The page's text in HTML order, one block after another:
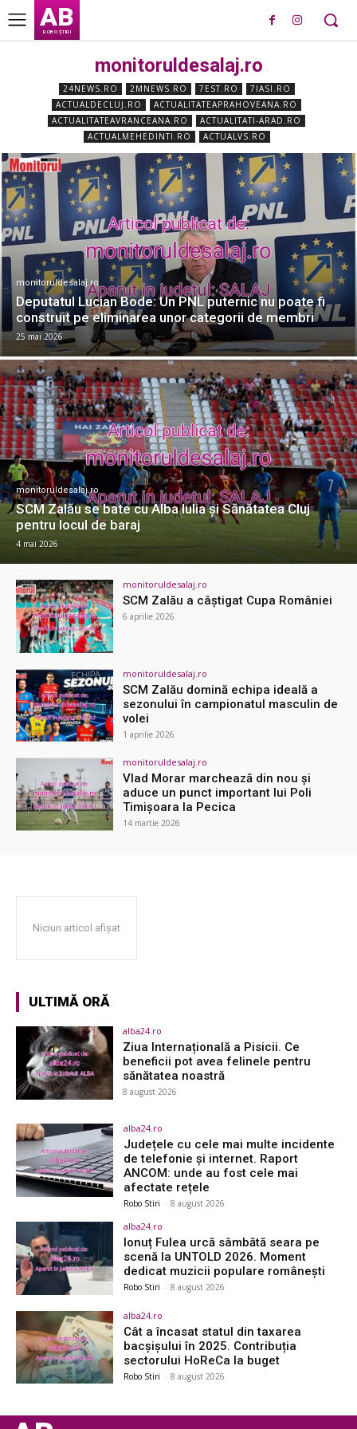
AB
ROBO ȘTIRI
monitoruldesalaj.ro
24NEWS.RO 2MNEWS.RO 7EST.RO
7IASI.RO
ACTUALDECLUJ.RO
ACTUALITATEAPRAHOVEANA.RO
ACTUALITATEAVRANCEANA.RO
ACTUALITATI-ARAD.RO
ACTUALMEHEDINTI.RO
ACTUALVS.RO
monitoruldesalaj.ro
Deputatul Lucian Bode: Un PNL puternic nu poate fi
construit pe eliminarea unor categorii de membri
25 mai 2026
monitoruldesalaj.ro
SCM Zalău se bate cu Alba Iulia și Sănătatea Cluj
pentru locul de baraj
4 mai 2026
monitoruldesalaj.ro
SCM Zalău a câştigat Cupa României
6 aprilie 2026
monitoruldesalaj.ro
SCM Zalău domină echipa ideală a
sezonului în campionatul masculin de
volei
1 aprilie 2026
monitoruldesalaj.ro
Vlad Morar marchează din nou și
aduce un punct important lui Poli
Timișoara la Pecica
14 martie 2026
Niciun articol afișat
ULTIMĂ ORĂ
alba24.ro
Ziua Internațională a Pisicii. Ce
beneficii pot avea felinele pentru
sănătatea noastră
8 august 2026
alba24.ro
Județele cu cele mai multe incidente
de telefonie și internet. Raport
ANCOM: unde au fost cele mai
afectate rețele
Robo Stiri - 8 august 2026
alba24.ro
Ionuț Fulea urcă sâmbătă seara pe
scenă la UNTOLD 2026. Moment
dedicat muzicii populare românești
Robo Stiri - 8 august 2026
alba24.ro
Cât a încasat statul din taxarea
bacșișului în 2025. Contribuția
sectorului HoReCa la buget
Robo Stiri - 8 august 2026